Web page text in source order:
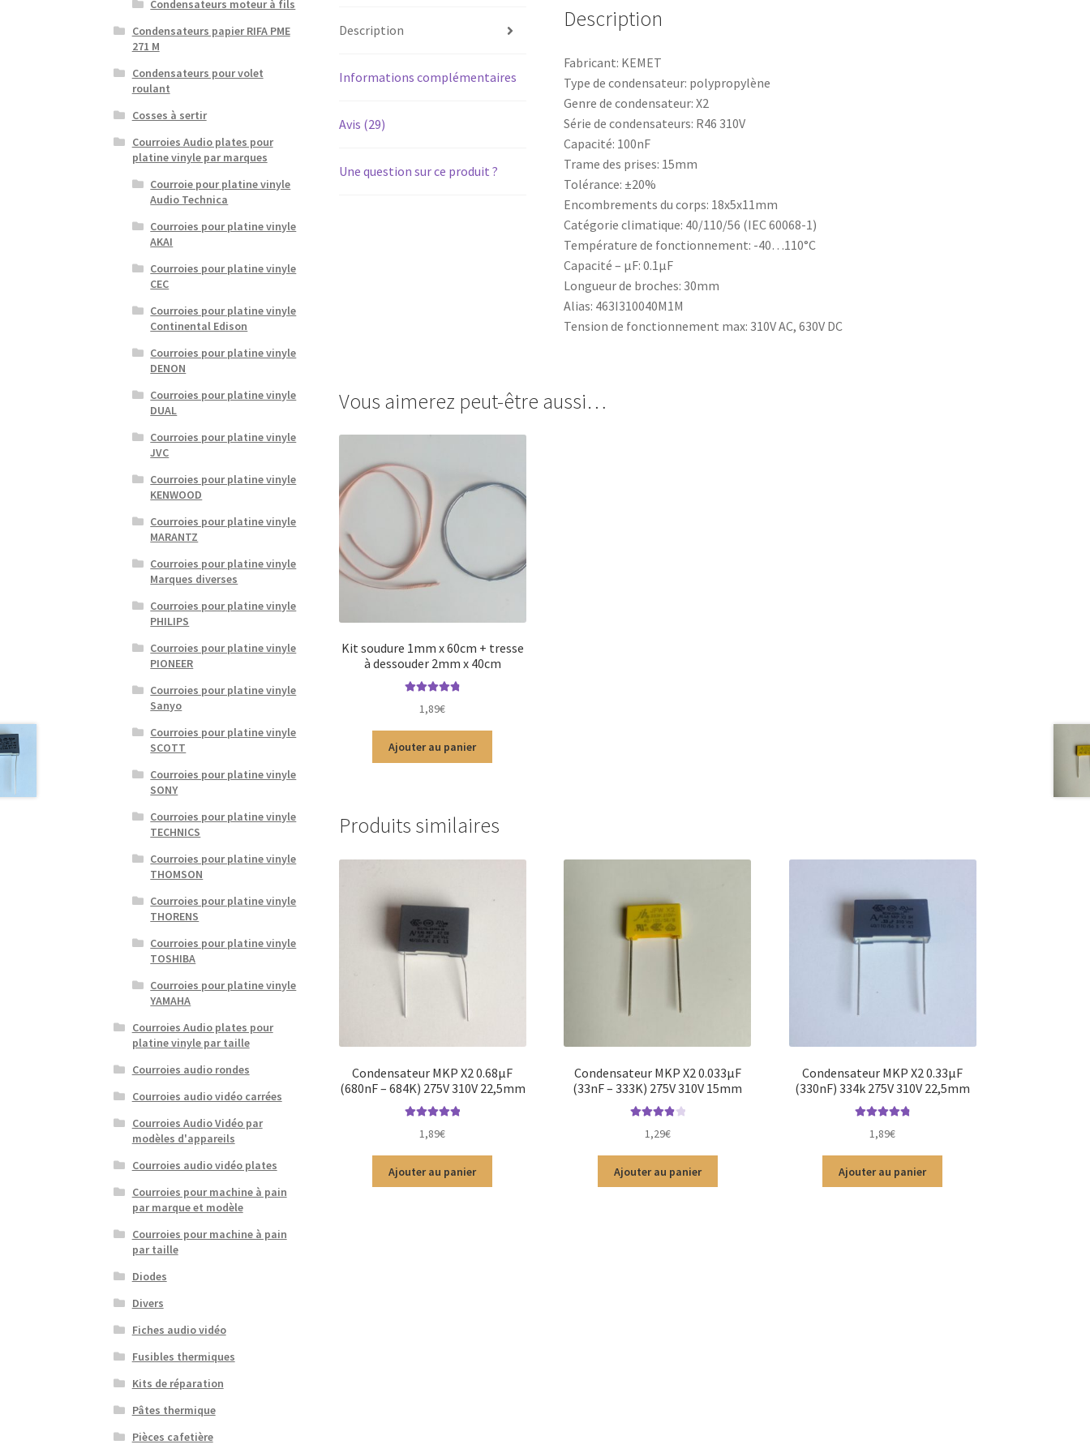
Description
Informations complémentaires
Avis (29)
Une question sur ce produit ?
Description
Fabricant: KEMET
Type de condensateur: polypropylène
Genre de condensateur: X2
Série de condensateurs: R46 310V
Capacité: 100nF
Trame des prises: 15mm
Tolérance: ±20%
Encombrements du corps: 18x5x11mm
Catégorie climatique: 40/110/56 (IEC 60068-1)
Température de fonctionnement: -40…110°C
Capacité – µF: 0.1µF
Longueur de broches: 30mm
Alias: 463I310040M1M
Tension de fonctionnement max: 310V AC, 630V DC
Vous aimerez peut-être aussi…
Kit soudure 1mm x 60cm + tresse
à dessouder 2mm x 40cm
1,89€
Ajouter au panier
Produits similaires
Condensateur MKP X2 0.68µF
(680nF – 684K) 275V 310V 22,5mm
1,89€
Ajouter au panier
Condensateur MKP X2 0.033µF
(33nF – 333K) 275V 310V 15mm
sur 5
1,29€
Ajouter au panier
Condensateur MKP X2 0.33µF
(330nF) 334k 275V 310V 22,5mm
1,89€
Ajouter au panier
Condensateurs moteur à fils
Condensateurs papier RIFA PME
271 M
Condensateurs pour volet
roulant
Cosses à sertir
Courroies Audio plates pour
platine vinyle par marques
Courroie pour platine vinyle
Audio Technica
Courroies pour platine vinyle
AKAI
Courroies pour platine vinyle
CEC
Courroies pour platine vinyle
Continental Edison
Courroies pour platine vinyle
DENON
Courroies pour platine vinyle
DUAL
Courroies pour platine vinyle
JVC
Courroies pour platine vinyle
KENWOOD
Courroies pour platine vinyle
MARANTZ
Courroies pour platine vinyle
Marques diverses
Courroies pour platine vinyle
PHILIPS
Courroies pour platine vinyle
PIONEER
Courroies pour platine vinyle
Sanyo
Courroies pour platine vinyle
SCOTT
Courroies pour platine vinyle
SONY
Courroies pour platine vinyle
TECHNICS
Courroies pour platine vinyle
THOMSON
Courroies pour platine vinyle
THORENS
Courroies pour platine vinyle
TOSHIBA
Courroies pour platine vinyle
YAMAHA
Courroies Audio plates pour
platine vinyle par taille
Courroies audio rondes
Courroies audio vidéo carrées
Courroies Audio Vidéo par
modèles d'appareils
Courroies audio vidéo plates
Courroies pour machine à pain
par marque et modèle
Courroies pour machine à pain
par taille
Diodes
Divers
Fiches audio vidéo
Fusibles thermiques
Kits de réparation
Pâtes thermique
Pièces cafetière